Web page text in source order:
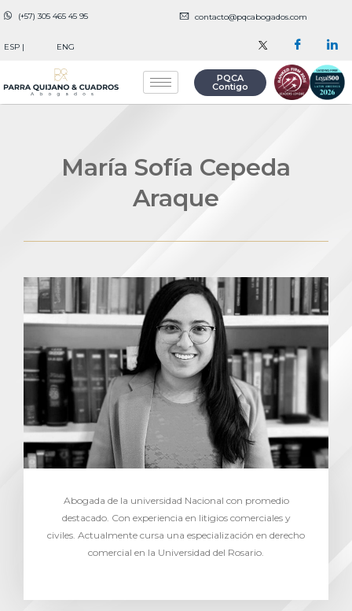
contenido
(+57) 305 465 45 95 contacto@pqcabogados.com
ESP | ENG
PQCA
Contigo
María Sofía Cepeda
Araque
Abogada de la universidad Nacional con promedio
destacado. Con experiencia en litigios comerciales y
civiles. Actualmente cursa una especialización en derecho
comercial en la Universidad del Rosario.